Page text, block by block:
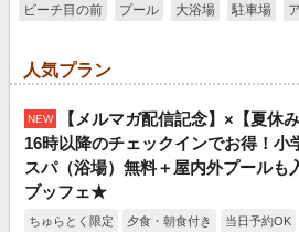
ビーチ目の前 プール 大浴場 駐車場
人気プラン
NEW
【メルマガ配信記念】×【夏
16時以降のチェックインでお得！小
スパ（浴場）無料＋屋内外プールも
ブッフェ★
ちゅらとく限定 夕食・朝食付き 当日予約OK